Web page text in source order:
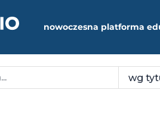
nowoczesna platforma